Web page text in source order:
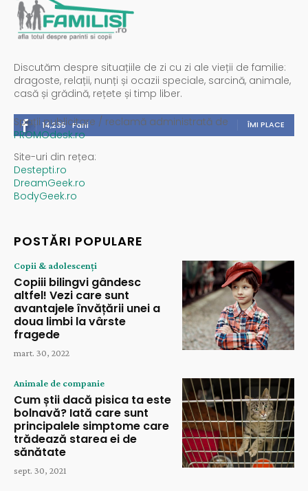
Discutăm despre situațiile de zi cu zi ale vieții de familie:
dragoste, relații, nunți și ocazii speciale, sarcină, animale,
casă și grădină, rețete și timp liber.
14,235 Fani ÎMI PLACE
Spații publicitare / reclamă administrată de
PROMOdesk.ro
Site-uri din rețea:
Destepti.ro
DreamGeek.ro
BodyGeek.ro
POSTĂRI POPULARE
Copii & adolescenți
Copiii bilingvi gândesc
altfel! Vezi care sunt
avantajele învățării unei a
doua limbi la vârste
fragede
mart. 30, 2022
Animale de companie
Cum știi dacă pisica ta este
bolnavă? Iată care sunt
principalele simptome care
trădează starea ei de
sănătate
sept. 30, 2021